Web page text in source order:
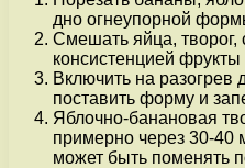
дно огнеупорной
Смешать яйца, творог,
консистенцией
Включить на разогрев
поставить форму и
Яблочно-банановая
примерно через 30-40
может быть поменять